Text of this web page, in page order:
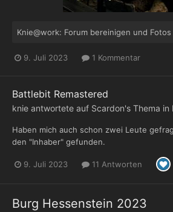
Knie@work: Forum bereinigen und
9. Juli 2023 1 Kommentar
Battlebit Remastered
knie antwortete auf Scardon's Thema in
Haben mich auch schon zwei Leute
den "Inhaber" gefunden.
9. Juli 2023 11 Antworten
Burg Hessenstein 2023